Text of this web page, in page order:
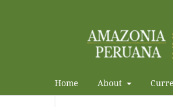
Home About